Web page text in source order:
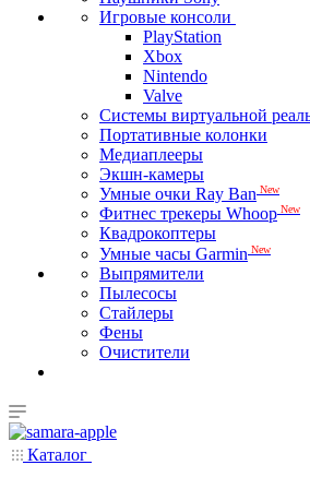
Игровые консоли
PlayStation
Xbox
Nintendo
Valve
Системы виртуальной
Портативные колонки
Медиаплееры
Экшн-камеры
Умные очки Ray Ban New
Фитнес трекеры Whoop New
Квадрокоптеры
Умные часы Garmin New
Выпрямители
Пылесосы
Стайлеры
Фены
Очистители
Каталог